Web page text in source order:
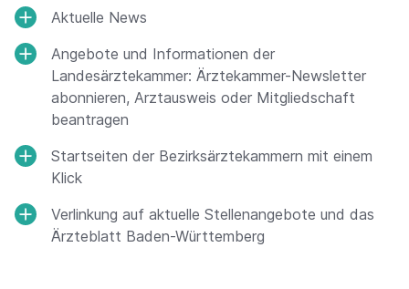
Aktuelle News
Angebote und Informationen der
Landesärztekammer: Ärztekammer-Newsletter
abonnieren, Arztausweis oder Mitgliedschaft
beantragen
Startseiten der Bezirksärztekammern mit einem
Klick
Verlinkung auf aktuelle Stellenangebote und das
Ärzteblatt Baden-Württemberg